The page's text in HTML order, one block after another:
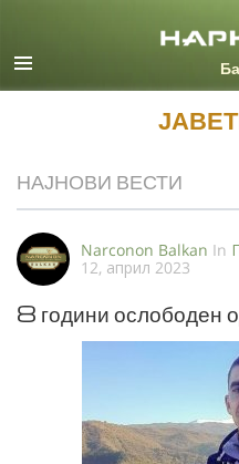
НАЈНОВИ ВЕСТИ
Narconon Balkan In
12, април 2023
8 години ослободен